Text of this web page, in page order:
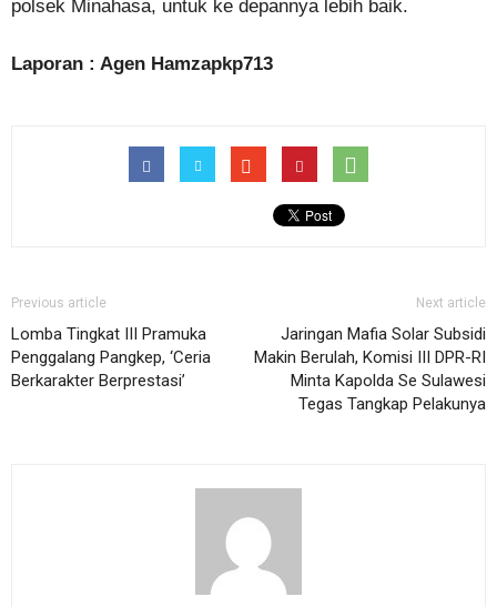
polsek Minahasa, untuk ke depannya lebih baik.
Laporan : Agen Hamzapkp713
Previous article
Lomba Tingkat III Pramuka
Penggalang Pangkep, ‘Ceria
Berkarakter Berprestasi’
Next article
Jaringan Mafia Solar Subsidi
Makin Berulah, Komisi III DPR-RI
Minta Kapolda Se Sulawesi
Tegas Tangkap Pelakunya